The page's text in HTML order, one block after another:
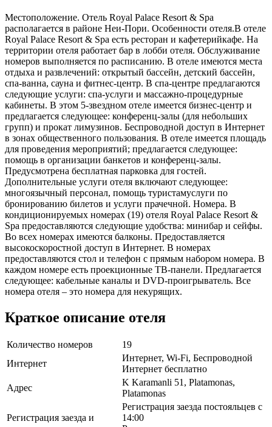
Местоположение. Отель Royal Palace Resort & Spa
располагается в районе Неи-Пори. Особенности отеля.В отеле
Royal Palace Resort & Spa есть ресторан и кафетерийкафе. На
территории отеля работает бар в лобби отеля. Обслуживание
номеров выполняется по расписанию. В отеле имеются места
отдыха и развлечений: открытый бассейн, детский бассейн,
спа-ванна, сауна и фитнес-центр. В спа-центре предлагаются
следующие услуги: спа-услуги и массажно-процедурные
кабинеты. В этом 5-звездном отеле имеется бизнес-центр и
предлагается следующее: конференц-залы (для небольших
групп) и прокат лимузинов. Беспроводной доступ в Интернет
в зонах общественного пользования. В отеле имеется площадь
для проведения мероприятий; предлагается следующее:
помощь в организации банкетов и конференц-залы.
Предусмотрена бесплатная парковка для гостей.
Дополнительные услуги отеля включают следующее:
многоязычный персонал, помощь туристамуслуги по
бронированию билетов и услуги прачечной. Номера. В
кондиционируемых номерах (19) отеля Royal Palace Resort &
Spa предоставляются следующие удобства: минибар и сейфы.
Во всех номерах имеются балконы. Предоставляется
высокоскоростной доступ в Интернет. В номерах
предоставляются стол и телефон с прямым набором номера. В
каждом номере есть проекционные ТВ-панели. Предлагается
следующее: кабельные каналы и DVD-проигрыватель. Все
номера отеля – это номера для некурящих.
Краткое описание отеля
Количество номеров
19
Интернет
Интернет, Wi-Fi, Беспроводной
Интернет бесплатно
Адрес
K Karamanli 51, Platamonas,
Platamonas
Регистрация заезда и
Регистрация заезда постояльцев с
14:00